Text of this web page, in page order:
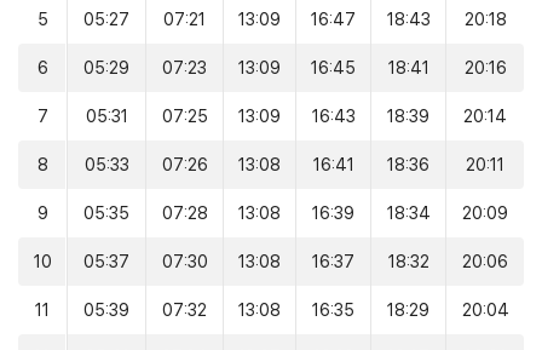
5 05:27 07:21 13:09 16:47 18:43 20:18
6 05:29 07:23 13:09 16:45 18:41 20:16
7 05:31 07:25 13:09 16:43 18:39 20:14
8 05:33 07:26 13:08 16:41 18:36 20:11
9 05:35 07:28 13:08 16:39 18:34 20:09
10 05:37 07:30 13:08 16:37 18:32 20:06
11 05:39 07:32 13:08 16:35 18:29 20:04